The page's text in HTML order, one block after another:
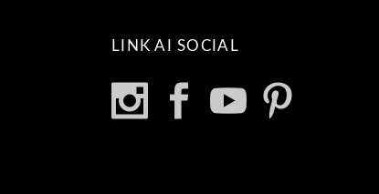
LINK AI SOCIAL